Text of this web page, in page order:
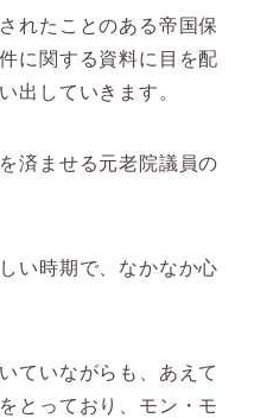
れたことのある帝国保
に関する資料に目を配
出していきます。
済ませる元老院議員の
い時期で、なかなか心
ていながらも、あえて
とっており、モン・モ